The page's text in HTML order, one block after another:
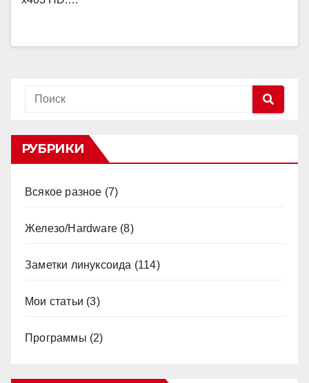
РУБРИКИ
Всякое разное (7)
Железо/Hardware (8)
Заметки линуксоида (114)
Мои статьи (3)
Программы (2)